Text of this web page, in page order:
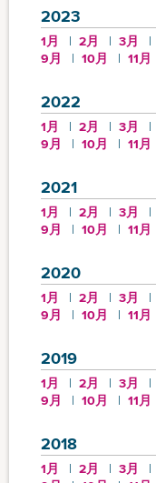
2023
1月 2月 3月
9月
10月 11月
2022
1月 2月 3月
9月
10月 11月
2021
1月 2月 3月
9月
10月 11月
2020
1月 2月 3月
9月
10月 11月
2019
1月 2月 3月
9月
10月 11月
2018
1月 2月 3月